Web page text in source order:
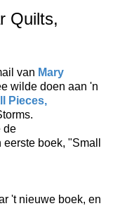
Quilts,
van Mary
wilde doen aan 'n
Pieces,
de
boek, "Small
't nieuwe boek, en